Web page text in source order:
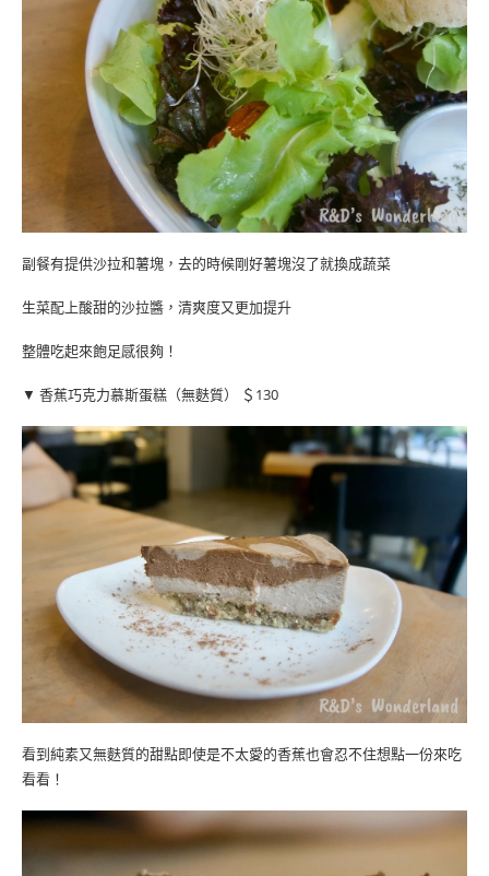
副餐有提供沙拉和薯塊，去的時候剛好薯塊沒了就換成蔬菜
生菜配上酸甜的沙拉醬，清爽度又更加提升
整體吃起來飽足感很夠！
▼ 香蕉巧克力慕斯蛋糕（無麩質） ＄130
看到純素又無麩質的甜點即使是不太愛的香蕉也會忍不住想點一份來吃
看看！